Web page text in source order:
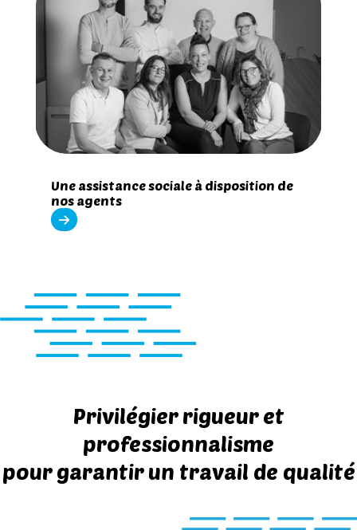
Une assistance sociale à disposition de
nos agents
Privilégier rigueur et
professionnalisme
pour garantir un travail de qualité